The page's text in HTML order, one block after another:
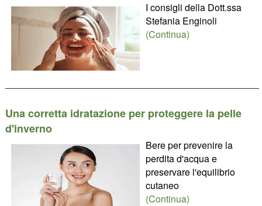
I consigli della Dott.ssa
Stefania Enginoli
(Continua)
Una corretta idratazione per proteggere la pelle
d'inverno
Bere per prevenire la
perdita d'acqua e
preservare l'equilibrio
cutaneo
(Continua)